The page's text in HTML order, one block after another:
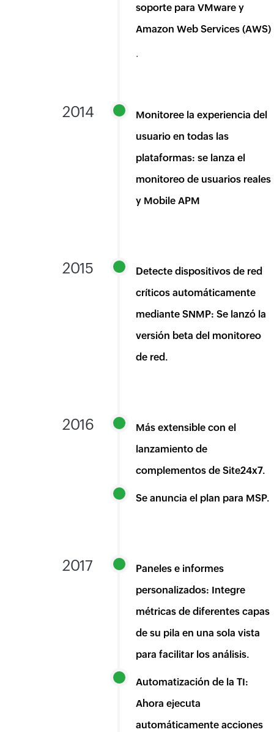
soporte para VMware y
Amazon Web Services (AWS)
.
2014
Monitoree la experiencia del
usuario en todas las
plataformas: se lanza el
monitoreo de usuarios reales
y Mobile APM
2015
Detecte dispositivos de red
críticos automáticamente
mediante SNMP: Se lanzó la
versión beta del monitoreo
de red.
2016
Más extensible con el
lanzamiento de
complementos de Site24x7.
Se anuncia el plan para MSP.
2017
Paneles e informes
personalizados: Integre
métricas de diferentes capas
de su pila en una sola vista
para facilitar los análisis.
Automatización de la TI:
Ahora ejecuta
automáticamente acciones